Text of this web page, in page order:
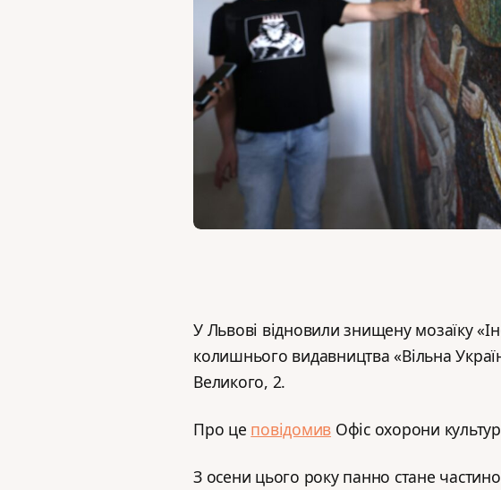
У Львові відновили знищену мозаїку
колишнього видавництва «Вільна
Великого, 2.
Про це повідомив Офіс охорони
З осени цього року панно стане